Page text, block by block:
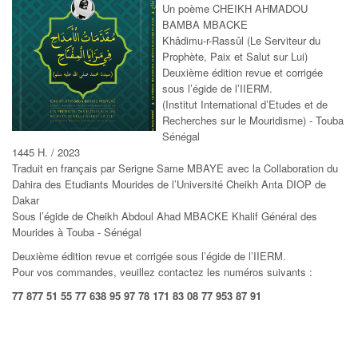
Un poème CHEIKH AHMADOU
BAMBA MBACKE
Khâdimu-r-Rassûl (Le Serviteur du
Prophète, Paix et Salut sur Lui)
Deuxième édition revue et corrigée
sous l’égide de l’IIERM.
(Institut International d’Etudes et de
Recherches sur le Mouridisme) - Touba
Sénégal
1445 H. / 2023
Traduit en français par Serigne Same MBAYE avec la Collaboration du
Dahira des Etudiants Mourides de l’Université Cheikh Anta DIOP de
Dakar
Sous l’égide de Cheikh Abdoul Ahad MBACKE Khalif Général des
Mourides à Touba - Sénégal
Deuxième édition revue et corrigée sous l’égide de l’IIERM.
Pour vos commandes, veuillez contactez les numéros suivants :
77 877 51 55 77 638 95 97 78 171 83 08 77 953 87 91